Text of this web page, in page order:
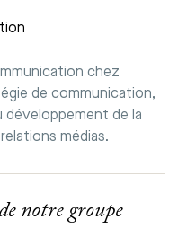
chez
de communication,
développement de la
médias.
notre groupe